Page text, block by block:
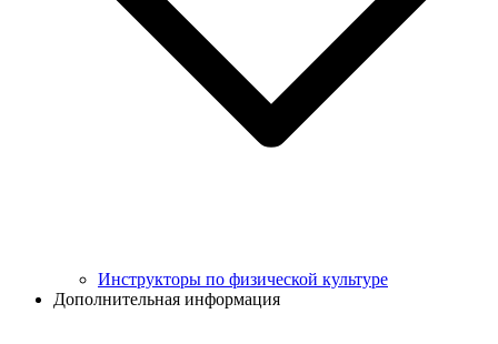
Инструкторы по физической культуре
Дополнительная информация